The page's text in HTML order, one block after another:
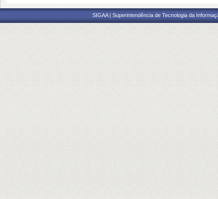
SIGAA | Superintendência de Tecnologia da